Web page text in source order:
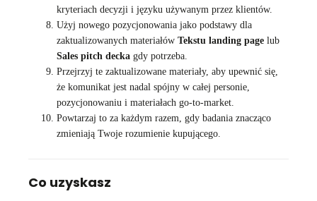
kryteriach decyzji i języku używanym przez klientów.
Użyj nowego pozycjonowania jako podstawy dla
zaktualizowanych materiałów Tekstu landing page lub
Sales pitch decka gdy potrzeba.
Przejrzyj te zaktualizowane materiały, aby upewnić się,
że komunikat jest nadal spójny w całej personie,
pozycjonowaniu i materiałach go-to-market.
Powtarzaj to za każdym razem, gdy badania znacząco
zmieniają Twoje rozumienie kupującego.
Co uzyskasz